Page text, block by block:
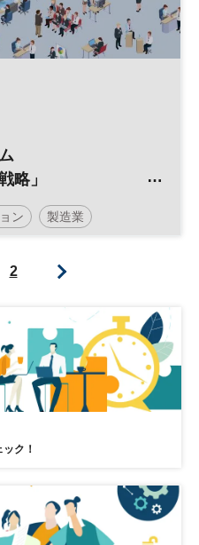
略」
業復興の道しるべ
ン 製造業
2
ク！